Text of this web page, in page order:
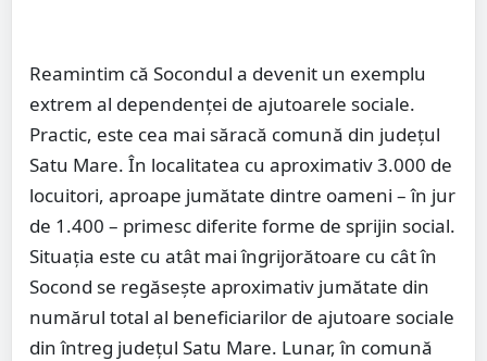
Reamintim că Socondul a devenit un exemplu
extrem al dependenței de ajutoarele sociale.
Practic, este cea mai săracă comună din județul
Satu Mare. În localitatea cu aproximativ 3.000 de
locuitori, aproape jumătate dintre oameni – în jur
de 1.400 – primesc diferite forme de sprijin social.
Situația este cu atât mai îngrijorătoare cu cât în
Socond se regăsește aproximativ jumătate din
numărul total al beneficiarilor de ajutoare sociale
din întreg județul Satu Mare. Lunar, în comună